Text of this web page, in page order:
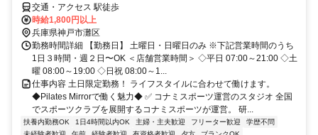
交通・アクセス 駅徒歩
時給1,800円以上
兵庫県神戸市灘区
勤務時間詳細 【勤務日】 土曜日・日曜日のみ ※下記営業時間のうち
1日３時間・週２日〜OK ＜店舗営業時間＞ ◇平日 07:00～21:00 ◇土
曜 08:00～19:00 ◇日祝 08:00～1...
仕事内容 土日限定勤務！ ライフスタイルに合わせて働けます。
◆Pilates Mirrorで働く魅力◆ ✅ コナミスポーツ運営のスタジオ 全国
でスポーツクラブを展開するコナミスポーツが運営。 研...
扶養内勤務OK 1日4時間以内OK 主婦・主夫歓迎 フリーター歓迎
学歴不問